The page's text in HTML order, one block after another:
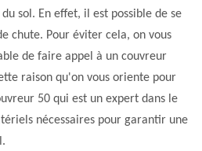
sol. En effet, il est possible de se
chute. Pour éviter cela, on vous
de faire appel à un couvreur
raison qu'on vous oriente pour
50 qui est un expert dans le
nécessaires pour garantir une